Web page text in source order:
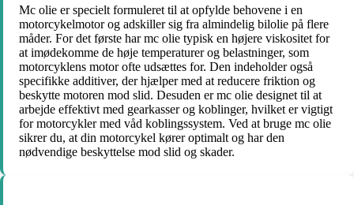
Mc olie er specielt formuleret til at opfylde behovene i en
motorcykelmotor og adskiller sig fra almindelig bilolie på flere
måder. For det første har mc olie typisk en højere viskositet for
at imødekomme de høje temperaturer og belastninger, som
motorcyklens motor ofte udsættes for. Den indeholder også
specifikke additiver, der hjælper med at reducere friktion og
beskytte motoren mod slid. Desuden er mc olie designet til at
arbejde effektivt med gearkasser og koblinger, hvilket er vigtigt
for motorcykler med våd koblingssystem. Ved at bruge mc olie
sikrer du, at din motorcykel kører optimalt og har den
nødvendige beskyttelse mod slid og skader.